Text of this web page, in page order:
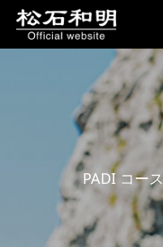
PA DI コ ース